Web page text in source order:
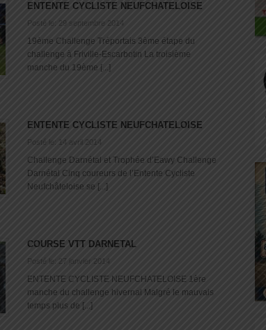
ENTENTE CYCLISTE NEUFCHATELOISE
Posté le: 29 septembre 2014
19ème Challenge Tréportais 3ème étape du
challenge à Friville-Escarbotin La troisième
manche du 19ème [...]
ENTENTE CYCLISTE NEUFCHATELOISE
Posté le: 14 avril 2014
Challenge Darnétal et Trophée d’Eawy Challenge
Darnétal Cinq coureurs de l’Entente Cycliste
Neufchâteloise se [...]
COURSE VTT DARNETAL
Posté le: 27 janvier 2014
ENTENTE CYCLISTE NEUFCHATELOISE 1ère
manche du challenge hivernal Malgré le mauvais
temps plus de [...]